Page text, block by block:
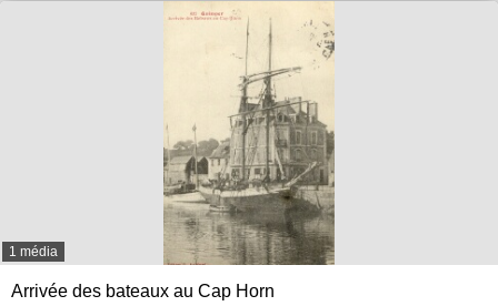
1 média
Arrivée des bateaux au Cap Horn